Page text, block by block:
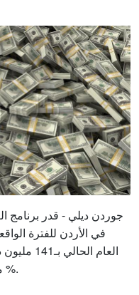
جوردن ديلي - قدر برنامج
في الأردن للفترة
مليون دولار، وبنسبة تمويل قدّرت بـ45 %.